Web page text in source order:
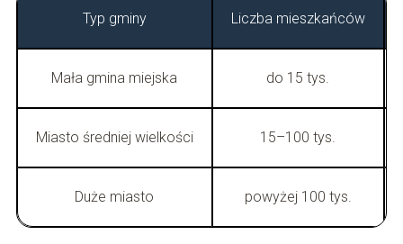
Typ gminy Liczba mieszkańców
Mała gmina miejska do 15 tys.
Miasto średniej wielkości 15–100 tys.
Duże miasto powyżej 100 tys.